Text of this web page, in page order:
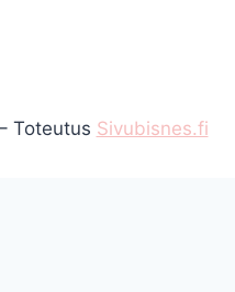
Toteutus Sivubisnes.fi